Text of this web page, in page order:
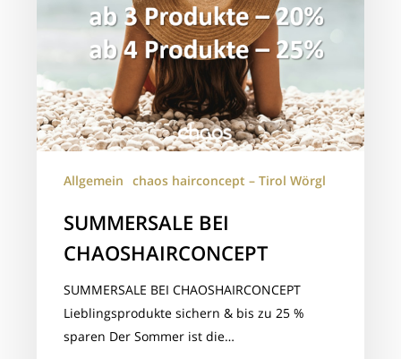
Allgemein chaos hairconcept – Tirol Wörgl
SUMMERSALE BEI
CHAOSHAIRCONCEPT
SUMMERSALE BEI CHAOSHAIRCONCEPT
Lieblingsprodukte sichern & bis zu 25 %
sparen Der Sommer ist die…